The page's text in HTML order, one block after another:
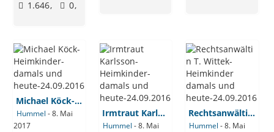
1.646 0
Michael Köck-Heimkinder-damals und heute-24.09.2016
Hummel -8. Mai
2017
Irmtraut Karlsson-Heimkinder-damals und heute-24.09.2016
Hummel -8. Mai
Rechtsanwältin T. Wittek-Heimkinder damals und heute-24.09.2016
Hummel -8. Mai